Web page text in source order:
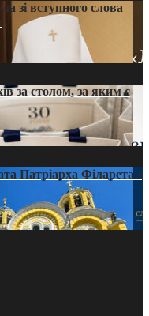
зі вступного слова
за столом, за яким є
Патріарха Філарета з